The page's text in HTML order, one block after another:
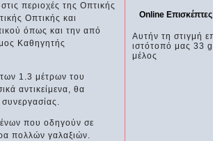
περιοχές της Οπτικής
Οπτικής και
όπως και την από
Καθηγητής
1.3 μέτρων του
αντικείμενα, θα
που οδηγούν σε
πολλών γαλαξιών.
Online Επισκέπτες
Αυτήν τη στιγμή
ιστότοπό μας 33
μέλος